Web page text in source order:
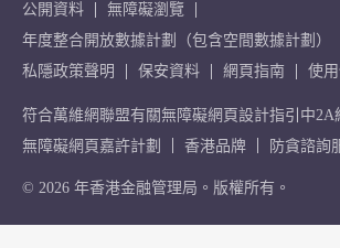
公開資料
無障礙瀏覽
年度整合開放數據計劃（包含空間數據計劃）
私隱政策聲明
保安資料 網頁指南 使
符合萬維網聯盟有關無障礙網頁設計指引中2A
無障礙網頁嘉許計劃
香港品牌 防貪諮詢
© 2026 年香港金融管理局。版權所有。